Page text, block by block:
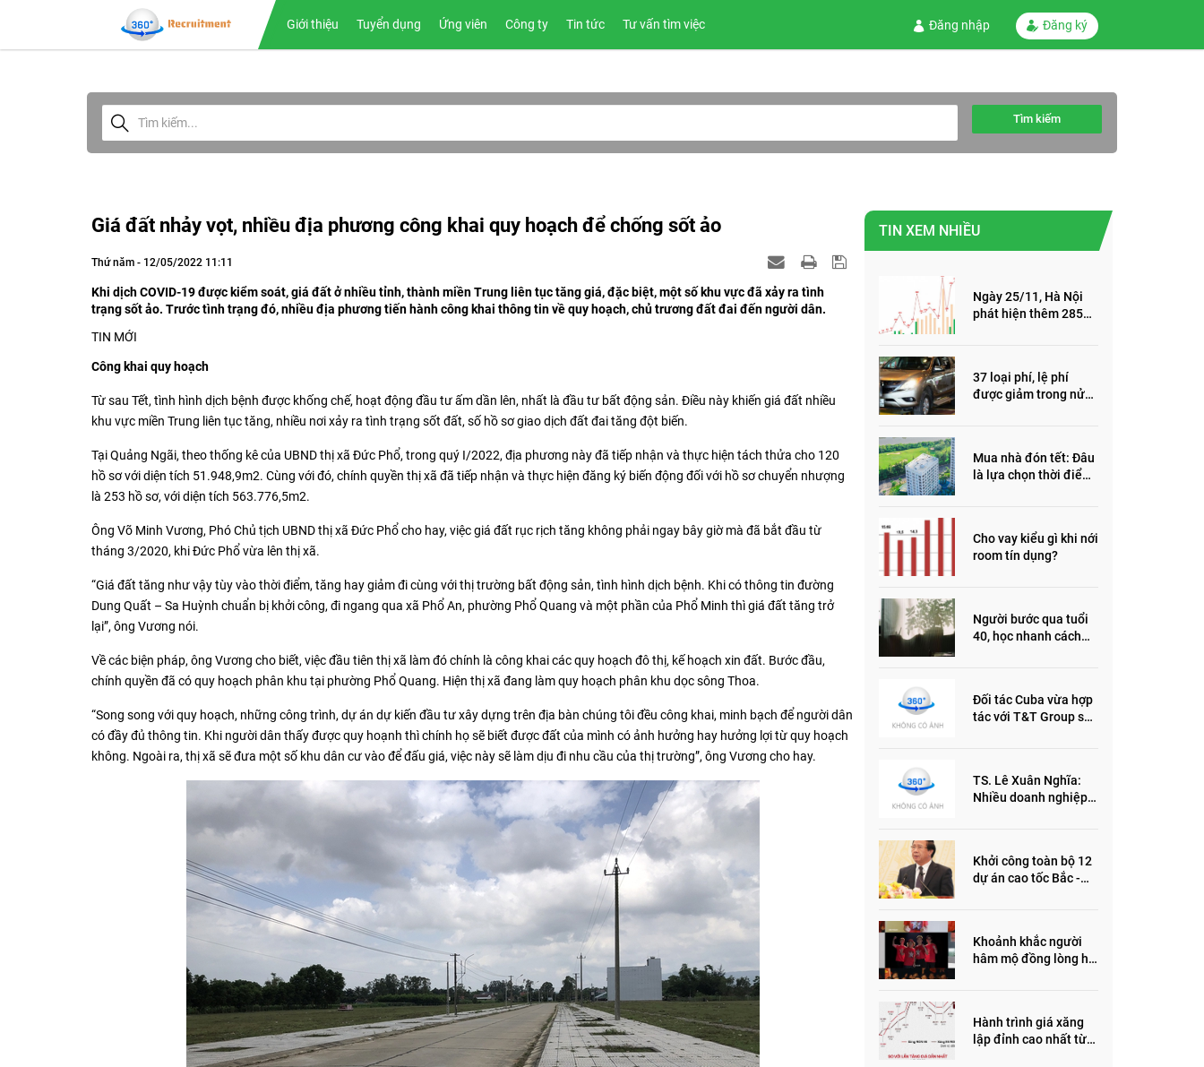
Giới thiệu Tuyển dụng Ứng viên Công ty Tin tức Tư vấn tìm việc Đăng nhập Đăng ký
Tìm kiếm
Giá đất nhảy vọt, nhiều địa phương công khai quy hoạch để chống sốt ảo
Thứ năm - 12/05/2022 11:11
Khi dịch COVID-19 được kiểm soát, giá đất ở nhiều tỉnh, thành miền Trung liên tục tăng giá, đặc biệt, một số khu vực đã xảy ra tình
trạng sốt ảo. Trước tình trạng đó, nhiều địa phương tiến hành công khai thông tin về quy hoạch, chủ trương đất đai đến người dân.
TIN MỚI
Công khai quy hoạch
Từ sau Tết, tình hình dịch bệnh được khống chế, hoạt động đầu tư ấm dần lên, nhất là đầu tư bất động sản. Điều này khiến giá đất nhiều
khu vực miền Trung liên tục tăng, nhiều nơi xảy ra tình trạng sốt đất, số hồ sơ giao dịch đất đai tăng đột biến.
Tại Quảng Ngãi, theo thống kê của UBND thị xã Đức Phổ, trong quý I/2022, địa phương này đã tiếp nhận và thực hiện tách thửa cho 120
hồ sơ với diện tích 51.948,9m2. Cùng với đó, chính quyền thị xã đã tiếp nhận và thực hiện đăng ký biến động đối với hồ sơ chuyển nhượng
là 253 hồ sơ, với diện tích 563.776,5m2.
Ông Võ Minh Vương, Phó Chủ tịch UBND thị xã Đức Phổ cho hay, việc giá đất rục rịch tăng không phải ngay bây giờ mà đã bắt đầu từ
tháng 3/2020, khi Đức Phổ vừa lên thị xã.
“Giá đất tăng như vậy tùy vào thời điểm, tăng hay giảm đi cùng với thị trường bất động sản, tình hình dịch bệnh. Khi có thông tin đường
Dung Quất – Sa Huỳnh chuẩn bị khởi công, đi ngang qua xã Phổ An, phường Phổ Quang và một phần của Phổ Minh thì giá đất tăng trở
lại”, ông Vương nói.
Về các biện pháp, ông Vương cho biết, việc đầu tiên thị xã làm đó chính là công khai các quy hoạch đô thị, kế hoạch xin đất. Bước đầu,
chính quyền đã có quy hoạch phân khu tại phường Phổ Quang. Hiện thị xã đang làm quy hoạch phân khu dọc sông Thoa.
“Song song với quy hoạch, những công trình, dự án dự kiến đầu tư xây dựng trên địa bàn chúng tôi đều công khai, minh bạch để người dân
có đầy đủ thông tin. Khi người dân thấy được quy hoạnh thì chính họ sẽ biết được đất của mình có ảnh hưởng hay hưởng lợi từ quy hoạch
không. Ngoài ra, thị xã sẽ đưa một số khu dân cư vào để đấu giá, việc này sẽ làm dịu đi nhu cầu của thị trường”, ông Vương cho hay.
TIN XEM NHIỀU
Ngày 25/11, Hà Nội
phát hiện thêm 285
37 loại phí, lệ phí
được giảm trong nửa
Mua nhà đón tết: Đâu
là lựa chọn thời điểm
Cho vay kiểu gì khi nới
room tín dụng?
Người bước qua tuổi
40, học nhanh cách
Đối tác Cuba vừa hợp
tác với T&T Group sản
TS. Lê Xuân Nghĩa:
Nhiều doanh nghiệp
Khởi công toàn bộ 12
dự án cao tốc Bắc -
Khoảnh khắc người
hâm mộ đồng lòng hô
Hành trình giá xăng
lập đỉnh cao nhất từ